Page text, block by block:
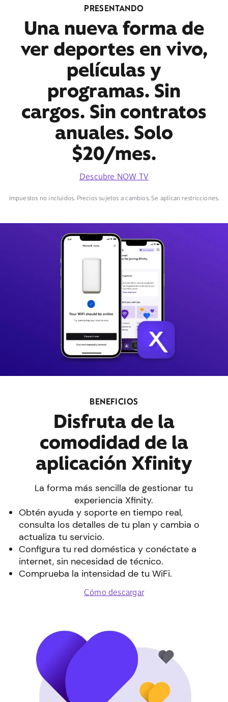
PRESENTANDO
Una nueva forma de
ver deportes en vivo,
películas y
programas. Sin
cargos. Sin contratos
anuales. Solo
$20/mes.
Descubre NOW TV
Impuestos no incluidos. Precios sujetos a cambios. Se aplican restricciones.
BENEFICIOS
Disfruta de la
comodidad de la
aplicación Xfinity
La forma más sencilla de gestionar tu
experiencia Xfinity.
Obtén ayuda y soporte en tiempo real,
consulta los detalles de tu plan y cambia o
actualiza tu servicio.
Configura tu red doméstica y conéctate a
internet, sin necesidad de técnico.
Comprueba la intensidad de tu WiFi.
Cómo descargar